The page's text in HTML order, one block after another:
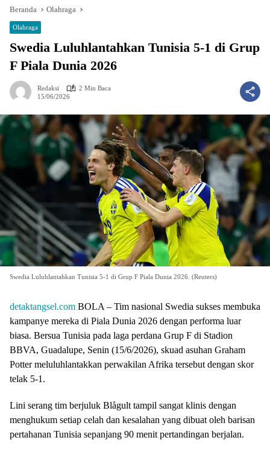
Beranda Olahraga
Olahraga
Swedia Luluhlantahkan Tunisia 5-1 di Grup
F Piala Dunia 2026
Redaksi
2 Min Baca
15/06/2026
Swedia Luluhlantahkan Tunisia 5-1 di Grup F Piala Dunia 2026. (Reuters)
detaktangsel.com BOLA – Tim nasional Swedia sukses membuka
kampanye mereka di Piala Dunia 2026 dengan performa luar
biasa. Bersua Tunisia pada laga perdana Grup F di Stadion
BBVA, Guadalupe, Senin (15/6/2026), skuad asuhan Graham
Potter meluluhlantakkan perwakilan Afrika tersebut dengan skor
telak 5-1.
Lini serang tim berjuluk Blågult tampil sangat klinis dengan
menghukum setiap celah dan kesalahan yang dibuat oleh barisan
pertahanan Tunisia sepanjang 90 menit pertandingan berjalan.